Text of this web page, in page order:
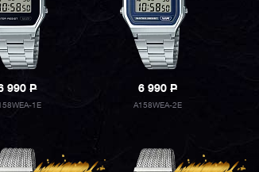
990P
1E
6 990 P
A158WEA-2E